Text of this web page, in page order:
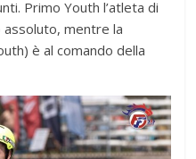
Primo Youth l’atleta di
mentre la
è al comando della